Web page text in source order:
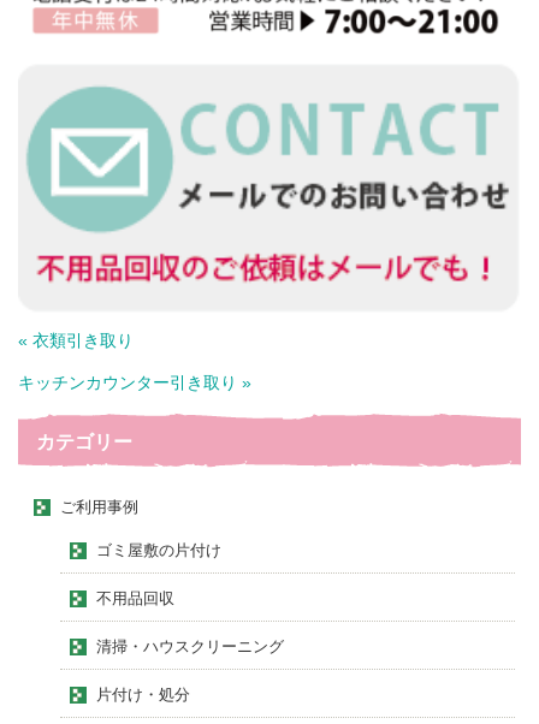
« 衣類引き取り
キッチンカウンター引き取り »
カテゴリー
ご利用事例
ゴミ屋敷の片付け
不用品回収
清掃・ハウスクリーニング
片付け・処分